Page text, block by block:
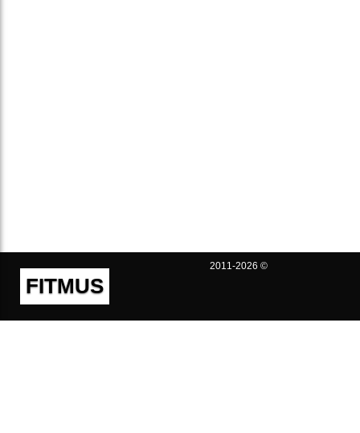
FITMUS
2011-2026 ©